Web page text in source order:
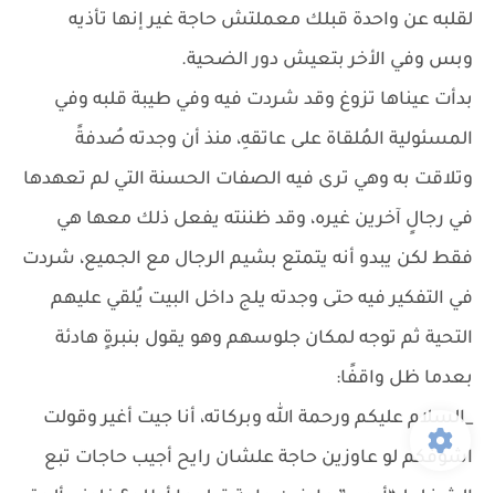
لقلبه عن واحدة قبلك معملتش حاجة غير إنها تأذيه
وبس وفي الأخر بتعيش دور الضحية.
بدأت عيناها تزوغ وقد شردت فيه وفي طيبة قلبه وفي
المسئولية المُلقاة على عاتقهِ، منذ أن وجدته صُدفةً
وتلاقت به وهي ترى فيه الصفات الحسنة التي لم تعهدها
في رجالٍ آخرين غيره، وقد ظننته يفعل ذلك معها هي
فقط لكن يبدو أنه يتمتع بشيم الرجال مع الجميع، شردت
في التفكير فيه حتى وجدته يلج داخل البيت يُلقي عليهم
التحية ثم توجه لمكان جلوسهم وهو يقول بنبرةٍ هادئة
بعدما ظل واقفًا:
_السلام عليكم ورحمة الله وبركاته، أنا جيت أغير وقولت
اشوفكم لو عاوزين حاجة علشان رايح أجيب حاجات تبع